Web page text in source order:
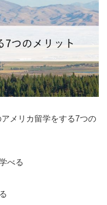
メリカ留学をする7つの
べる